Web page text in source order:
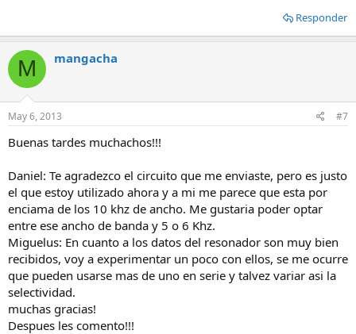
Responder
M mangacha
May 6, 2013 #7
Buenas tardes muchachos!!!
Daniel: Te agradezco el circuito que me enviaste, pero es justo
el que estoy utilizado ahora y a mi me parece que esta por
enciama de los 10 khz de ancho. Me gustaria poder optar
entre ese ancho de banda y 5 o 6 Khz.
Miguelus: En cuanto a los datos del resonador son muy bien
recibidos, voy a experimentar un poco con ellos, se me ocurre
que pueden usarse mas de uno en serie y talvez variar asi la
selectividad.
muchas gracias!
Despues les comento!!!